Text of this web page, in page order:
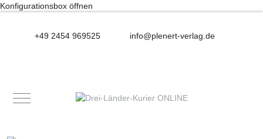
Konfigurationsbox öffnen
+49 2454 969525 info@plenert-verlag.de
Mobile Menu Toggle